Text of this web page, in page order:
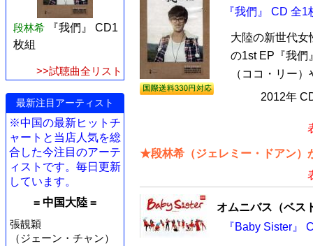
段林希
『我們』 CD1
枚組
>>試聴曲全リスト
最新注目アーティスト
※中国の最新ヒットチ
ャートと当店人気を総
合した今注目のアーテ
ィストです。毎日更新
しています。
= 中国大陸 =
張靚穎
（ジェーン・チャン）
『我們』 CD 全1
大陸の新世代女
の1st EP『我們
（ココ・リー
2012年
★段林希（ジェレミー・ドアン）
オムニバス（ベス
『Baby Sister』